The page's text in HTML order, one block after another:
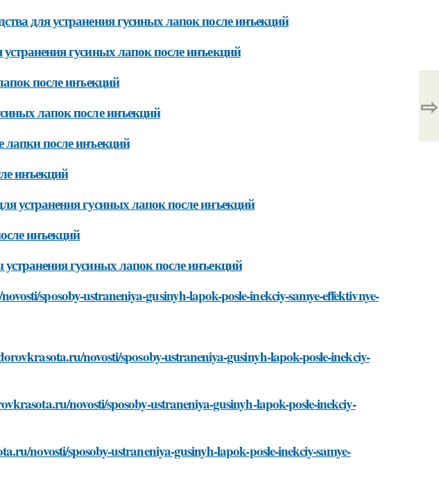
для устранения гусиных лапок после инъекций
гусиных лапок после инъекций
после инъекций
лапок после инъекций
после инъекций
инъекций
устранения гусиных лапок после инъекций
инъекций
гусиных лапок после инъекций
sposoby-ustraneniya-gusinyh-lapok-posle-inekciy-samye-effektivnye-
novosti/sposoby-ustraneniya-gusinyh-lapok-posle-inekciy-
novosti/sposoby-ustraneniya-gusinyh-lapok-posle-inekciy-
novosti/sposoby-ustraneniya-gusinyh-lapok-posle-inekciy-samye-
⇨